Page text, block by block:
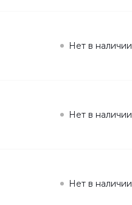
Нет в наличии
Нет в наличии
Нет в наличии